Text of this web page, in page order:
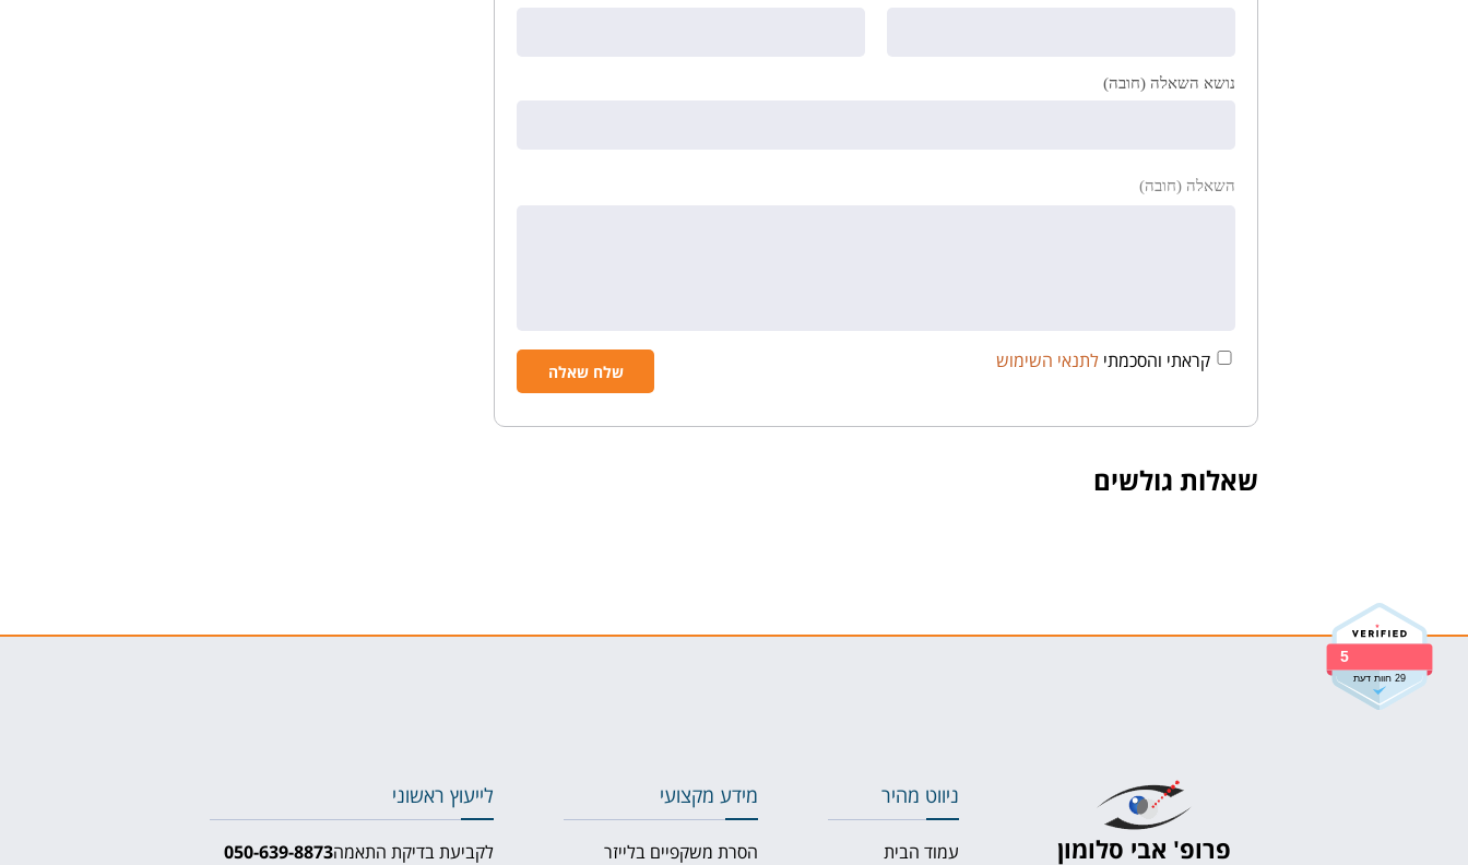
נושא השאלה (חובה)
השאלה (חובה)
קראתי והסכמתי לתנאי השימוש
שאלות גולשים
5
29 חוות דעת
פרופ' אבי סלומון
ניווט מהיר
עמוד הבית
מידע מקצועי
הסרת משקפיים בלייזר
לייעוץ ראשוני
לקביעת בדיקת התאמה050-639-8873⁩